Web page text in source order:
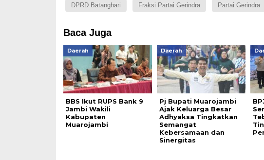
DPRD Batanghari Fraksi Partai Gerindra Partai Gerindra
Baca Juga
Daerah
BBS Ikut RUPS Bank 9
Jambi Wakili
Kabupaten
Muarojambi
Daerah
Pj Bupati Muarojambi
Ajak Keluarga Besar
Adhyaksa Tingkatkan
Semangat
Kebersamaan dan
Sinergitas